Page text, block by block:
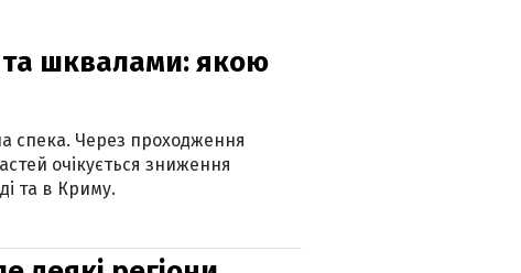
та шквалами: якою
спека. Через проходження
очікується зниження
та в Криму.